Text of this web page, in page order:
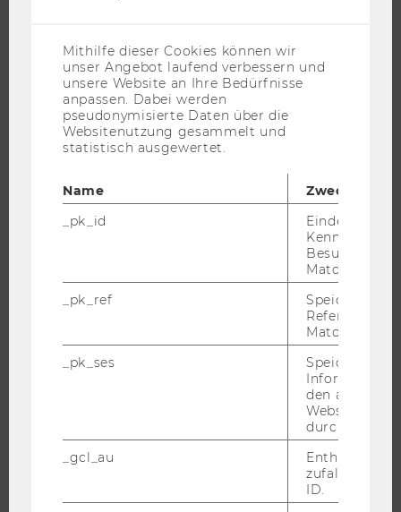
FORSCHUNG
FORSCHUNGSPORTAL
IMPACT DER FORSCHUNG
ORGANISATION DER FORSCHUNG
ÜBER DIE WU
CAMPUS
Mithilfe dieser Cookies können wir
unser Angebot laufend verbessern und
unsere Website an Ihre Bedürfnisse
anpassen. Dabei werden
pseudonymisierte Daten über die
Websitenutzung gesammelt und
statistisch ausgewertet.
Name
Zweck
_pk_id
Eindeutige
Besuchers
Matomo.
_pk_ref
Speicherung
Referrers
Matomo.
_pk_ses
Speicherung
den aktuellen
durch
_gcl_au
Enthält eine
ID.